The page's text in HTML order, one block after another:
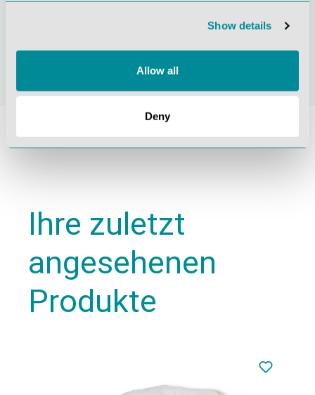
Show details
Allow all
Deny
Zertifizierung ISO
Ihre zuletzt
angesehenen
Produkte